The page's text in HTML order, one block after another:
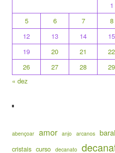
1
5
6 7 8
12
13 14 15
19
20 21 22
26
27 28 29
« dez
abençoar amor anjo arcanos
cristais curso decanato